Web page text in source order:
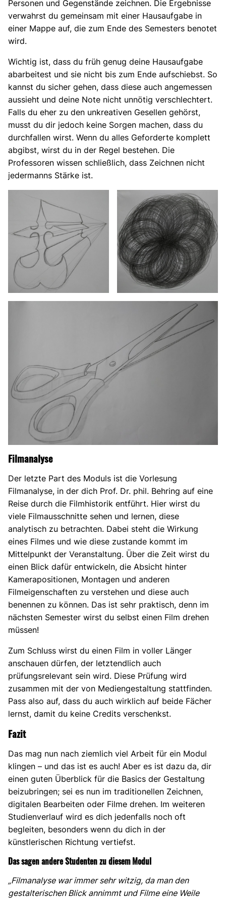
Personen und Gegenstände zeichnen. Die Ergebnisse
verwahrst du gemeinsam mit einer Hausaufgabe in
einer Mappe auf, die zum Ende des Semesters benotet
wird.
Wichtig ist, dass du früh genug deine Hausaufgabe
abarbeitest und sie nicht bis zum Ende aufschiebst. So
kannst du sicher gehen, dass diese auch angemessen
aussieht und deine Note nicht unnötig verschlechtert.
Falls du eher zu den unkreativen Gesellen gehörst,
musst du dir jedoch keine Sorgen machen, dass du
durchfallen wirst. Wenn du alles Geforderte komplett
abgibst, wirst du in der Regel bestehen. Die
Professoren wissen schließlich, dass Zeichnen nicht
jedermanns Stärke ist.
Filmanalyse
Der letzte Part des Moduls ist die Vorlesung
Filmanalyse, in der dich Prof. Dr. phil. Behring auf eine
Reise durch die Filmhistorik entführt. Hier wirst du
viele Filmausschnitte sehen und lernen, diese
analytisch zu betrachten. Dabei steht die Wirkung
eines Filmes und wie diese zustande kommt im
Mittelpunkt der Veranstaltung. Über die Zeit wirst du
einen Blick dafür entwickeln, die Absicht hinter
Kamerapositionen, Montagen und anderen
Filmeigenschaften zu verstehen und diese auch
benennen zu können. Das ist sehr praktisch, denn im
nächsten Semester wirst du selbst einen Film drehen
müssen!
Zum Schluss wirst du einen Film in voller Länger
anschauen dürfen, der letztendlich auch
prüfungsrelevant sein wird. Diese Prüfung wird
zusammen mit der von Mediengestaltung stattfinden.
Pass also auf, dass du auch wirklich auf beide Fächer
lernst, damit du keine Credits verschenkst.
Fazit
Das mag nun nach ziemlich viel Arbeit für ein Modul
klingen – und das ist es auch! Aber es ist dazu da, dir
einen guten Überblick für die Basics der Gestaltung
beizubringen; sei es nun im traditionellen Zeichnen,
digitalen Bearbeiten oder Filme drehen. Im weiteren
Studienverlauf wird es dich jedenfalls noch oft
begleiten, besonders wenn du dich in der
künstlerischen Richtung vertiefst.
Das sagen andere Studenten zu diesem Modul
„Filmanalyse war immer sehr witzig, da man den
gestalterischen Blick annimmt und Filme eine Weile